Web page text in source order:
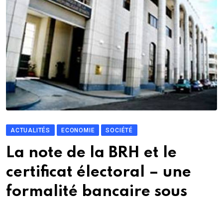
ACTUALITÉS ECONOMIE SOCIÉTÉ
La note de la BRH et le
certificat électoral – une
formalité bancaire sous